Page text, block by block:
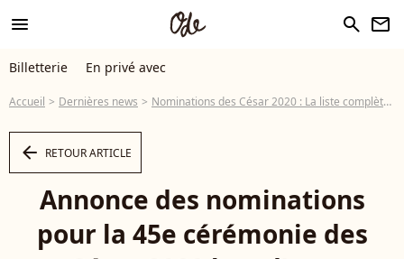
menu search newsletter
Billetterie En privé avec
Accueil Dernières news Nominations des César 2020 : La liste complète, le plébiscite de Roman Polanski
arrow_left RETOUR ARTICLE
Annonce des nominations
pour la 45e cérémonie des